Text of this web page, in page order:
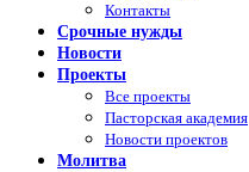
Контакты
Срочные нужды
Новости
Проекты
Все проекты
Пасторская академия
Новости проектов
Молитва